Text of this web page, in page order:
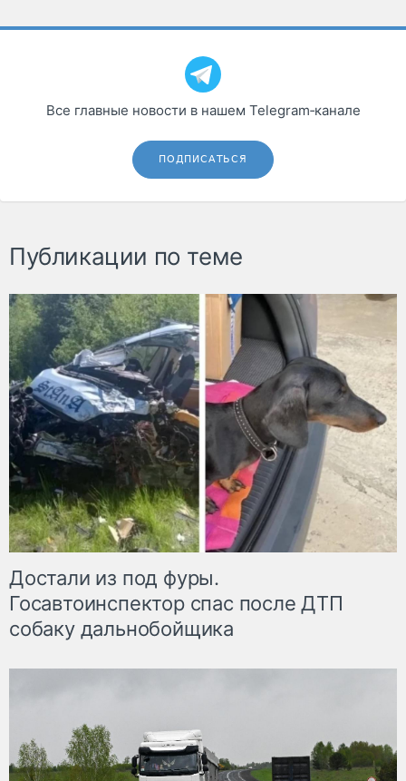
Все главные новости в нашем Telegram‑канале
ПОДПИСАТЬСЯ
Публикации по теме
Достали из под фуры.
Госавтоинспектор спас после ДТП
собаку дальнобойщика